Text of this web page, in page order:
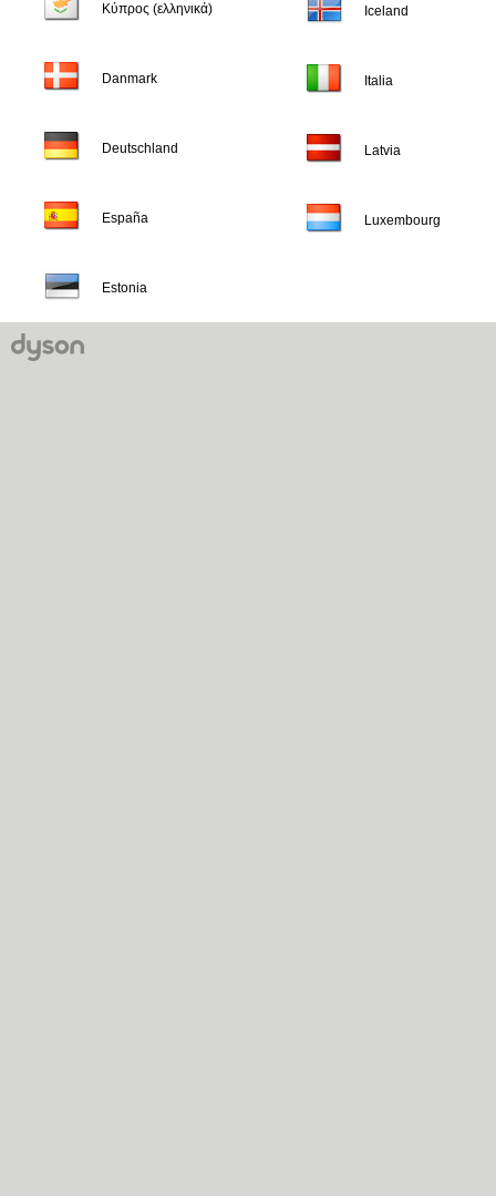
Κύπρος (ελληνικά)
Danmark
Deutschland
España
Estonia
Iceland
Italia
Latvia
Luxembourg